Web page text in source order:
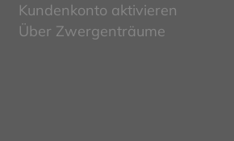
Kundenkonto aktivieren
Über Zwergenträume